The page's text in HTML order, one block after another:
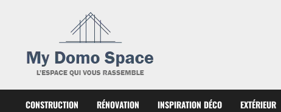
CONSTRUCTION RÉNOVATION INSPIRATION DÉCO EXTÉRIEUR